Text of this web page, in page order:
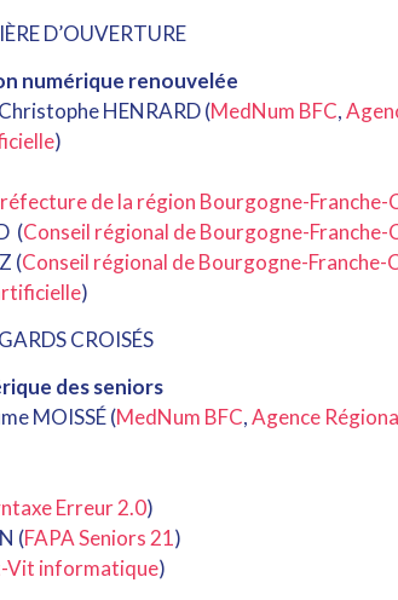
D’OUVERTURE
numérique renouvelée
HENRARD (MedNum BFC,
)
de la région Bourgogne-Franche-
(Conseil régional de Bourgogne-Franche-
(Conseil régional de Bourgogne-Franche-
)
CROISÉS
des seniors
MOISSÉ (MedNum BFC,Agence
Erreur 2.0)
(FAPA Seniors 21)
Vit informatique)